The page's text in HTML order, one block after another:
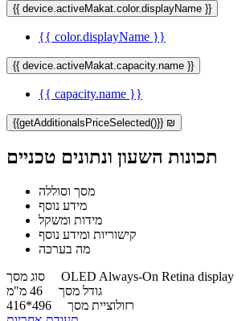
{{ device.activeMakat.color.displayName }}
{{ color.displayName }}
{{ device.activeMakat.capacity.name }}
{{ capacity.name }}
{{getAdditionalsPriceSelected()}} ₪
תכונות השעון ונתונים טכניים
מסך וסוללה
מידע נוסף
מידות ומשקל
קישוריות ומידע נוסף
מה בערכה
סוג מסך OLED Always-On Retina display
גודל מסך
רזולוציית מסך